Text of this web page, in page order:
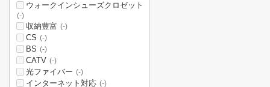
ウォークインシューズクロゼット
(-)
収納豊富 (-)
CS (-)
BS (-)
CATV (-)
光ファイバー (-)
インターネット対応 (-)